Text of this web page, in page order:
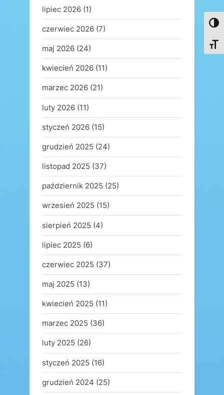
lipiec 2026 (1)
czerwiec 2026 (7)
maj 2026 (24)
kwiecień 2026 (11)
marzec 2026 (21)
luty 2026 (11)
styczeń 2026 (15)
grudzień 2025 (24)
listopad 2025 (37)
październik 2025 (25)
wrzesień 2025 (15)
sierpień 2025 (4)
lipiec 2025 (6)
czerwiec 2025 (37)
maj 2025 (13)
kwiecień 2025 (11)
marzec 2025 (36)
luty 2025 (26)
styczeń 2025 (16)
grudzień 2024 (25)